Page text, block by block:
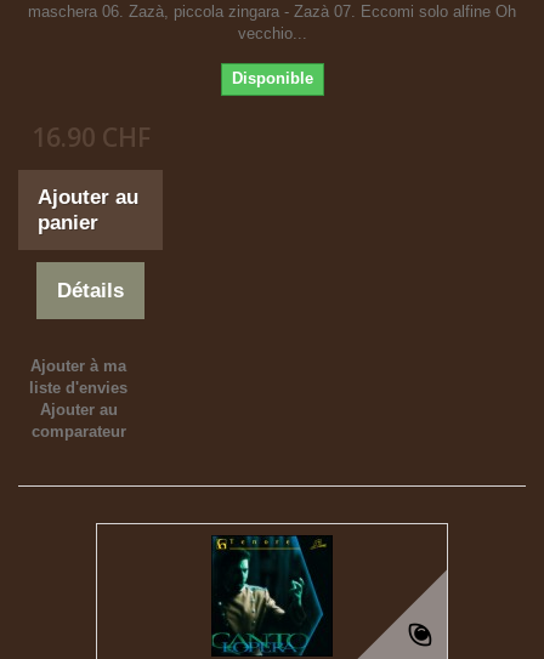
maschera 06. Zazà, piccola zingara - Zazà 07. Eccomi solo alfine Oh
vecchio...
Disponible
16.90 CHF
Ajouter au
panier
Détails
Ajouter à ma
liste d'envies
Ajouter au
comparateur